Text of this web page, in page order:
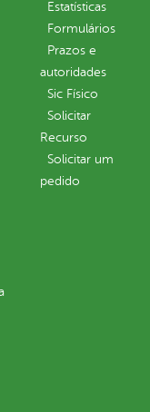
Estatísticas
Formulários
Prazos e
autoridades
Sic Físico
Solicitar
Recurso
Solicitar um
pedido